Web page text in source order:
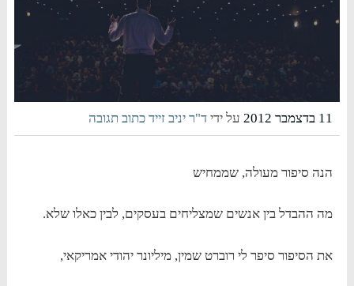
11 בדצמבר 2012 על ידיד"ר יניב זייד כתוב תגובה
הנה סיפור מעולה, שממחיש
מה ההבדל בין אנשים שמצליחים בעסקים, לבין כאלו שלא.
את הסיפור סיפר לי רוברט שמין, מיליונר יהודי אמריקאי,